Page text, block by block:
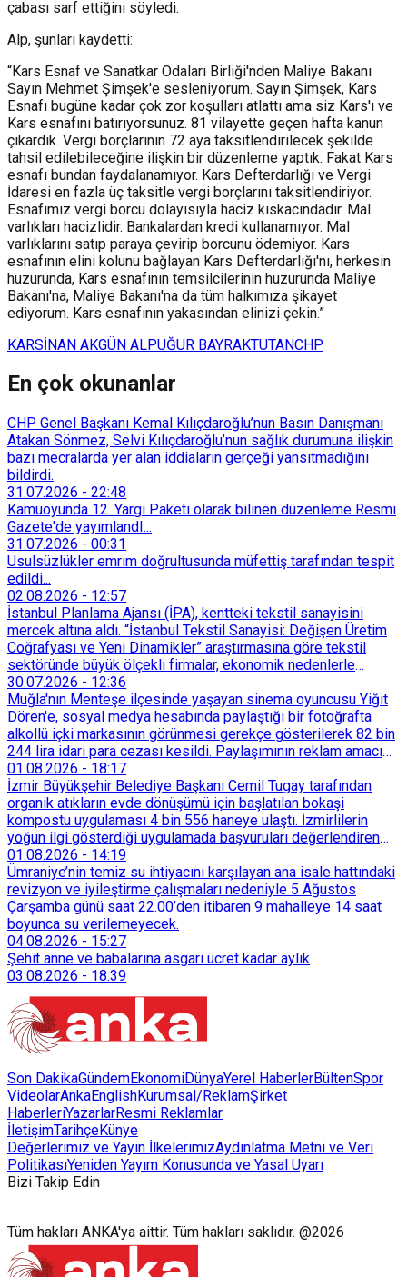
çabası sarf ettiğini söyledi.
Alp, şunları kaydetti:
“Kars Esnaf ve Sanatkar Odaları Birliği'nden Maliye Bakanı
Sayın Mehmet Şimşek'e sesleniyorum. Sayın Şimşek, Kars
Esnafı bugüne kadar çok zor koşulları atlattı ama siz Kars'ı ve
Kars esnafını batırıyorsunuz. 81 vilayette geçen hafta kanun
çıkardık. Vergi borçlarının 72 aya taksitlendirilecek şekilde
tahsil edilebileceğine ilişkin bir düzenleme yaptık. Fakat Kars
esnafı bundan faydalanamıyor. Kars Defterdarlığı ve Vergi
İdaresi en fazla üç taksitle vergi borçlarını taksitlendiriyor.
Esnafımız vergi borcu dolayısıyla haciz kıskacındadır. Mal
varlıkları hacizlidir. Bankalardan kredi kullanamıyor. Mal
varlıklarını satıp paraya çevirip borcunu ödemiyor. Kars
esnafının elini kolunu bağlayan Kars Defterdarlığı'nı, herkesin
huzurunda, Kars esnafının temsilcilerinin huzurunda Maliye
Bakanı'na, Maliye Bakanı'na da tüm halkımıza şikayet
ediyorum. Kars esnafının yakasından elinizi çekin.”
KARSİNAN AKGÜN ALPUĞUR BAYRAKTUTANCHP
En çok okunanlar
CHP Genel Başkanı Kemal Kılıçdaroğlu’nun Basın Danışmanı
Atakan Sönmez, Selvi Kılıçdaroğlu’nun sağlık durumuna ilişkin
bazı mecralarda yer alan iddiaların gerçeği yansıtmadığını
bildirdi.
31.07.2026 - 22:48
Kamuoyunda 12. Yargı Paketi olarak bilinen düzenleme Resmi
Gazete'de yayımlandI...
31.07.2026 - 00:31
Usulsüzlükler emrim doğrultusunda müfettiş tarafından tespit
edildi...
02.08.2026 - 12:57
İstanbul Planlama Ajansı (İPA), kentteki tekstil sanayisini
mercek altına aldı. “İstanbul Tekstil Sanayisi: Değişen Üretim
Coğrafyası ve Yeni Dinamikler” araştırmasına göre tekstil
sektöründe büyük ölçekli firmalar, ekonomik nedenlerle
İstanbul’dan devlet destekli teşvik bölgelerine veya
Trakya’daki OSB’lere taşınmaya başladı. İstanbul içindeki
küçük ölçekli üretim merkezleri de Tarihi Yarımada’dan
Sultançiftliği, Esenyurt, Arnavutköy ve Güneşli gibi çevre
ilçelere yöneldi.
30.07.2026 - 12:36
Muğla'nın Menteşe ilçesinde yaşayan sinema oyuncusu Yiğit
Dören'e, sosyal medya hesabında paylaştığı bir fotoğrafta
alkollü içki markasının görünmesi gerekçe gösterilerek 82 bin
244 lira idari para cezası kesildi. Paylaşımının reklam amacı
taşımadığını savunan Dören, cezanın iptali için yargıya
başvurdu.
01.08.2026 - 18:17
İzmir Büyükşehir Belediye Başkanı Cemil Tugay tarafından
organik atıkların evde dönüşümü için başlatılan bokaşi
kompostu uygulaması 4 bin 556 haneye ulaştı. İzmirlilerin
yoğun ilgi gösterdiği uygulamada başvuruları değerlendiren
Tarımsal Hizmetler Dairesi Başkanlığı, farklı ilçelerde toplam
128 bokaşi kompost eğitimi düzenleyerek İzmirlileri
sürdürülebilir atık yönetimi sistemine dahil etti.
01.08.2026 - 14:19
Ümraniye’nin temiz su ihtiyacını karşılayan ana isale hattındaki
revizyon ve iyileştirme çalışmaları nedeniyle 5 Ağustos
Çarşamba günü saat 22.00’den itibaren 9 mahalleye 14 saat
boyunca su verilemeyecek.
04.08.2026 - 15:27
Şehit anne ve babalarına asgari ücret kadar aylık
03.08.2026 - 18:39
Son DakikaGündemEkonomiDünyaYerel HaberlerBültenSpor
VideolarAnkaEnglishKurumsal/ReklamŞirket
HaberleriYazarlarResmi Reklamlar
İletişimTarihçeKünye
Değerlerimiz ve Yayın İlkelerimizAydınlatma Metni ve Veri
PolitikasıYeniden Yayım Konusunda ve Yasal Uyarı
Bizi Takip Edin
Tüm hakları ANKA'ya aittir. Tüm hakları saklıdır. @2026